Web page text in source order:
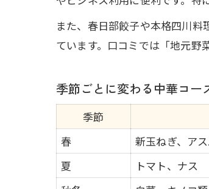
また、春日部餃子や本格四川
ています。口コミでは「地元野
季節ごとに変わる中華コー
季節
春
新玉ねぎ、ア
夏
トマト、ナス